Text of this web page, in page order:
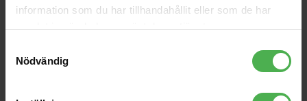
information som du har tillhandahållit eller som de har
samlat in när du har använt deras tjänster.
Nödvändig
1xXLR Ma > 2xRCA Ma
[1m]
1xXLR Fe > 2xRCA Ma [1m]
MIDI-28